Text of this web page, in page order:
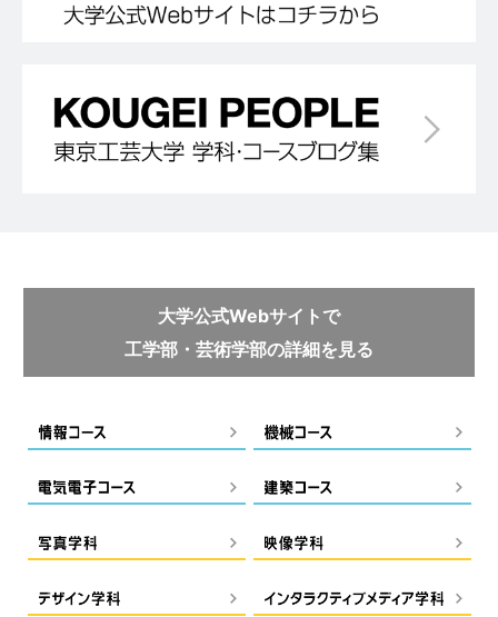
大学公式Webサイトで
工学部・芸術学部の詳細を見る